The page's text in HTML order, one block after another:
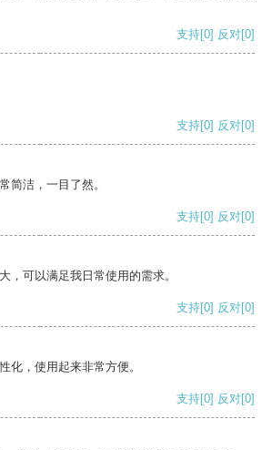
支持[0] 反对[0]
支持[0] 反对[0]
简洁，一目了然。
支持[0] 反对[0]
，可以满足我日常使用的需求。
支持[0] 反对[0]
化，使用起来非常方便。
支持[0] 反对[0]